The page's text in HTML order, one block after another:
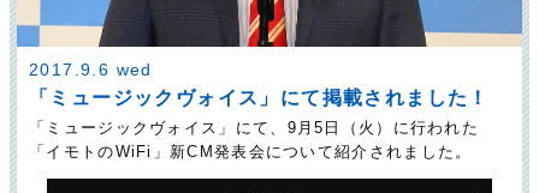
2017.9.6 wed
「ミュージックヴォイス」にて掲載されました！
「ミュージックヴォイス」にて、9月5日（火）に行われた
「イモトのWiFi」新CM発表会について紹介されました。